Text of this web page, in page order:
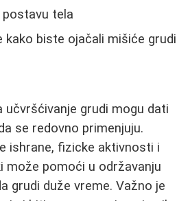
tela
kako biste ojačali mišiće grudi
učvršćivanje grudi mogu dati
se redovno primenjuju.
ishrane, fizicke aktivnosti i
može pomoći u održavanju
grudi duže vreme. Važno je